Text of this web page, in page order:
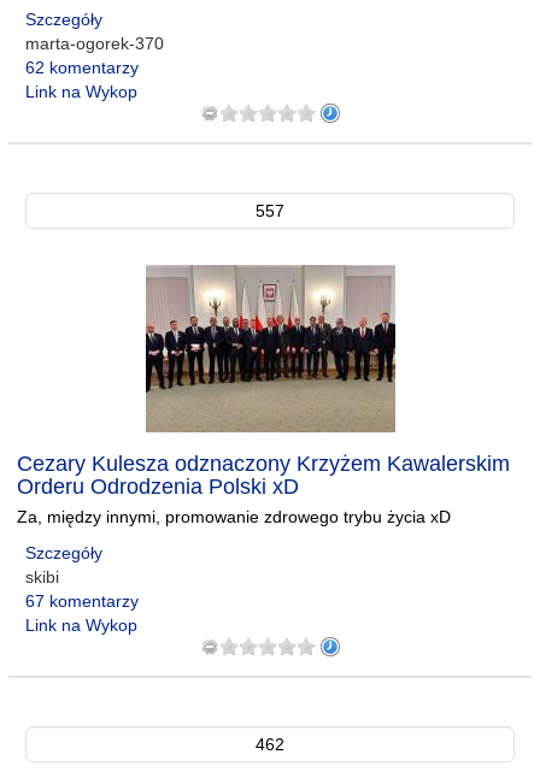
Szczegóły
marta-ogorek-370
62 komentarzy
Link na Wykop
557
Cezary Kulesza odznaczony Krzyżem Kawalerskim
Orderu Odrodzenia Polski xD
Za, między innymi, promowanie zdrowego trybu życia xD
Szczegóły
skibi
67 komentarzy
Link na Wykop
462